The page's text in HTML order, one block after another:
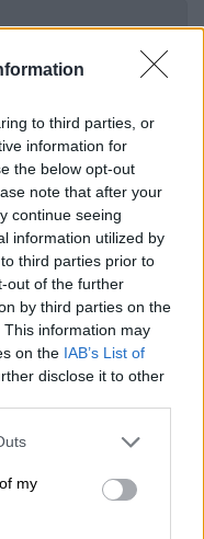
to third parties, or
information for
the below opt-out
note that after your
continue seeing
information utilized by
third parties prior to
out of the further
by third parties on the
This information may
on the IAB’s List of
disclose it to other
one or more Google
You may click to
third-party tags to
in below Google
my
ΗΠΑ
άρση
επί
με